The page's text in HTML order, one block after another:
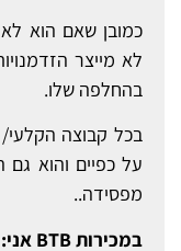
כמובן שאם הוא
לא מייצר
בהחלפה שלו.
בכל קבוצה הקלעי/
על כפיים והוא
מפסידה..
במכירותBTB אני: